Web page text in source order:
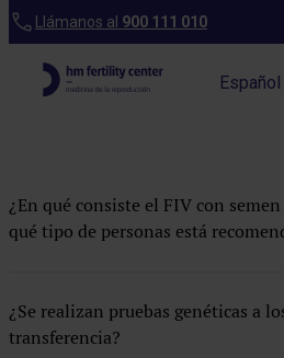
Llámanos al 900 111 010
Español
Preguntas frecuentes
FIV con semen y
Coito dirigido
Cuadro médico
¿En qué consiste el FIV con
qué tipo de personas está
¿Se realizan pruebas genéticas a
transferencia?